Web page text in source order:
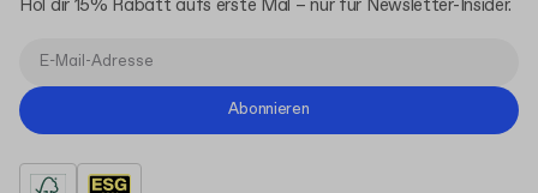
Hol dir 15% Rabatt aufs erste Mal – nur für Newsletter-Insider.
Abonnieren